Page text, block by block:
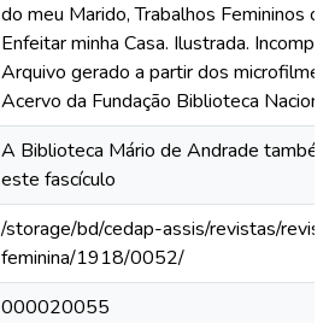
do meu Marido, Trabalhos Femininos
Enfeitar minha Casa. Ilustrada.
Arquivo gerado a partir dos
Acervo da Fundação Biblioteca
A Biblioteca Mário de Andrade
este fascículo
/storage/bd/cedap-assis/revistas/
feminina/1918/0052/
000020055